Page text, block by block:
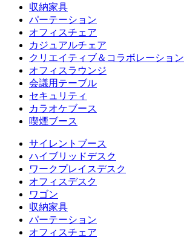
収納家具
パーテーション
オフィスチェア
カジュアルチェア
クリエイティブ＆コラボレーション
オフィスラウンジ
会議用テーブル
セキュリティ
カラオケブース
喫煙ブース
サイレントブース
ハイブリッドデスク
ワークプレイスデスク
オフィスデスク
ワゴン
収納家具
パーテーション
オフィスチェア